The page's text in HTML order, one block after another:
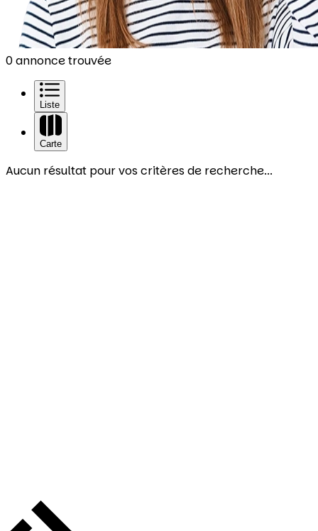
0 annonce trouvée
Liste
Carte
Aucun résultat pour vos critères de recherche...